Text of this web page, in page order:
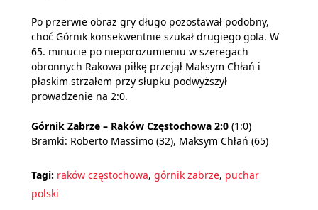
Po przerwie obraz gry długo pozostawał podobny,
choć Górnik konsekwentnie szukał drugiego gola. W
65. minucie po nieporozumieniu w szeregach
obronnych Rakowa piłkę przejął Maksym Chłań i
płaskim strzałem przy słupku podwyższył
prowadzenie na 2:0.
Górnik Zabrze – Raków Częstochowa 2:0 (1:0)
Bramki: Roberto Massimo (32), Maksym Chłań (65)
Tagi: raków częstochowa, górnik zabrze, puchar
polski